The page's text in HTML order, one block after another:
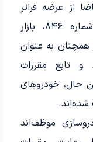
از عرضه فراتر
می‌رود، اجباری شد. طبق مصوبه شماره ۸۴۶، بازار
همچنان به عنوان
و تابع مقررات
حال، خودروهای
شده‌اند.
موظف‌اند